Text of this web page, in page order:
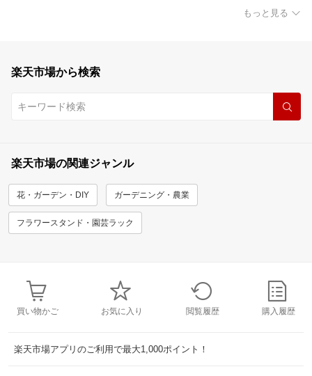
もっと見る
楽天市場から検索
楽天市場の関連ジャンル
花・ガーデン・DIY ガーデニング・農業
フラワースタンド・園芸ラック
買い物かご お気に入り 閲覧履歴 購入履歴
楽天市場アプリのご利用で最大1,000ポイント！